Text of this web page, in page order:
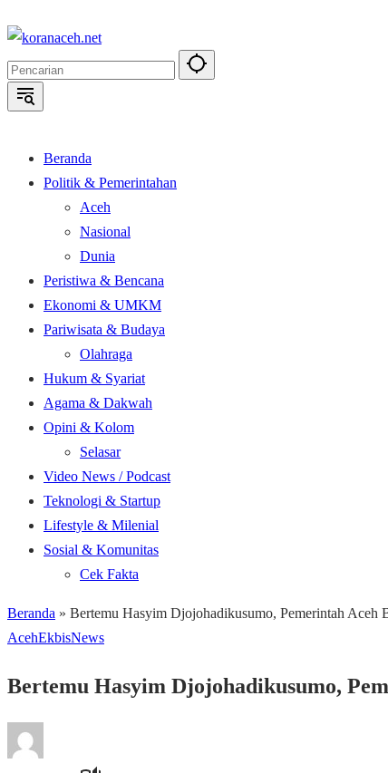
ke
konten
Beranda
Politik & Pemerintahan
Aceh
Nasional
Dunia
Peristiwa & Bencana
Ekonomi & UMKM
Pariwisata & Budaya
Olahraga
Hukum & Syariat
Agama & Dakwah
Opini & Kolom
Selasar
Video News / Podcast
Teknologi & Startup
Lifestyle & Milenial
Sosial & Komunitas
Cek Fakta
Beranda » Bertemu Hasyim Djojohadikusumo, Pemerintah Aceh
AcehEkbisNews
Bertemu Hasyim Djojohadikusumo,